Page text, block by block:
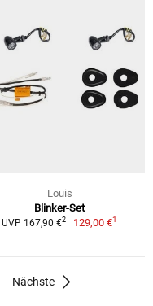
Louis
Blinker-Set
UVP 167,90 €2 129,00 €1
Nächste